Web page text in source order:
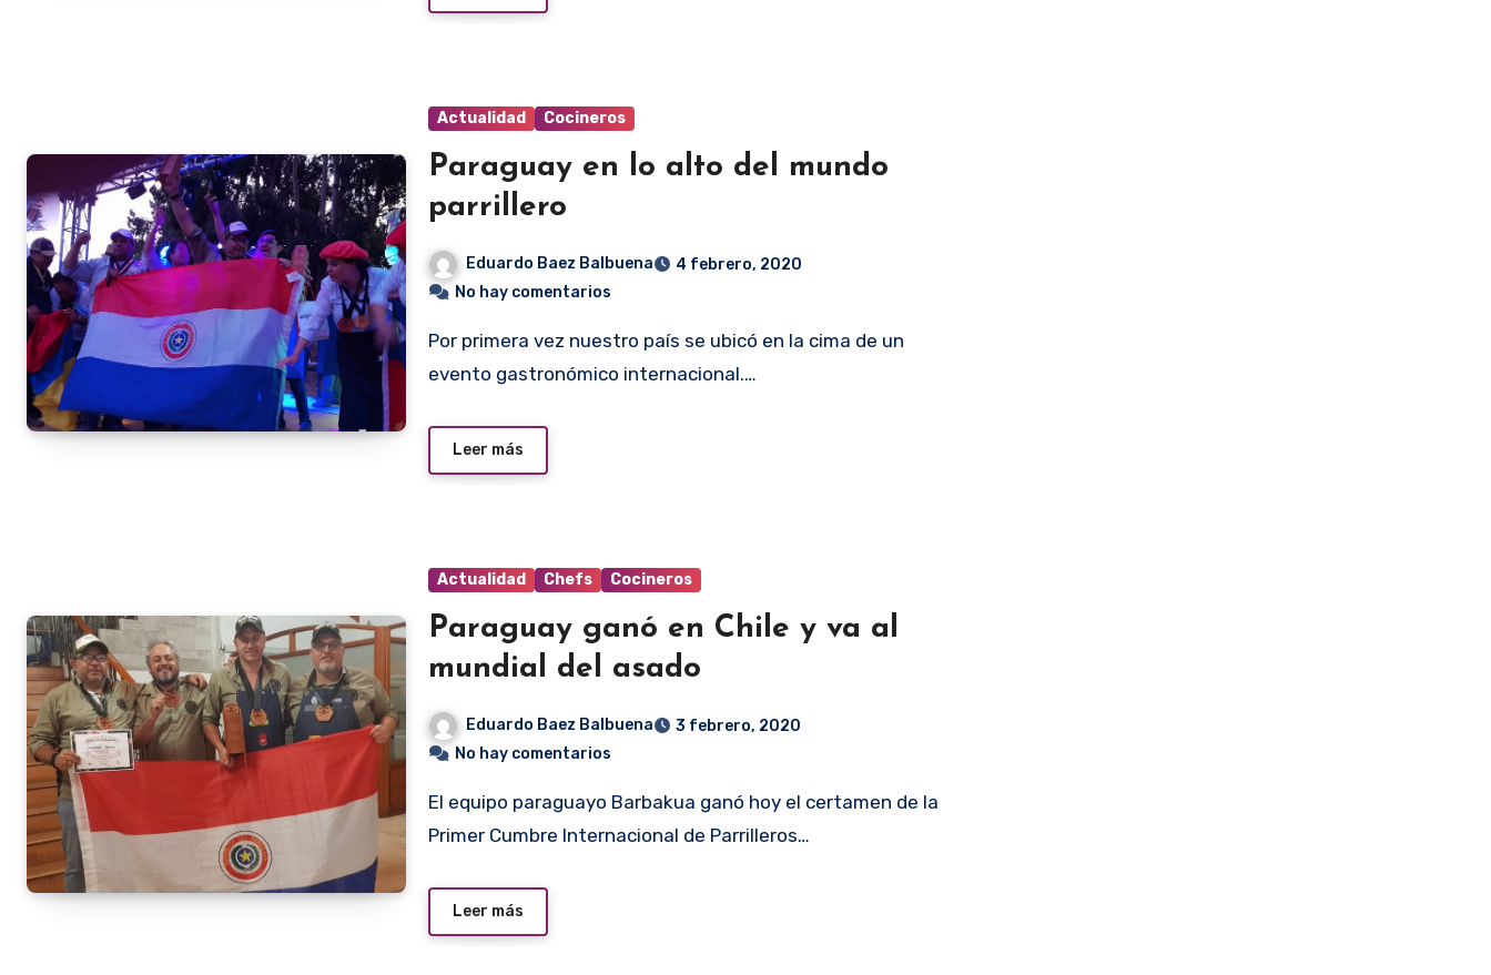
Actualidad Cocineros
Paraguay en lo alto del mundo
parrillero
Eduardo Baez Balbuena
4 febrero, 2020
No hay comentarios
Por primera vez nuestro país se ubicó en la cima de un
evento gastronómico internacional.…
Leer más
Actualidad Chefs Cocineros
Paraguay ganó en Chile y va al
mundial del asado
Eduardo Baez Balbuena
3 febrero, 2020
No hay comentarios
El equipo paraguayo Barbakua ganó hoy el certamen de la
Primer Cumbre Internacional de Parrilleros…
Leer más